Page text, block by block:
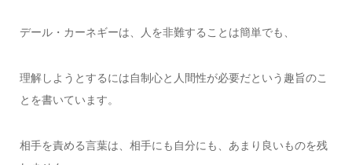
デール・カーネギーは、人を非難することは簡単でも、
理解しようとするには自制心と人間性が必要だという趣旨のこ
とを書いています。
相手を責める言葉は、相手にも自分にも、あまり良いものを残